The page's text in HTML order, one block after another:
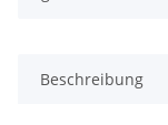
Beschreibung